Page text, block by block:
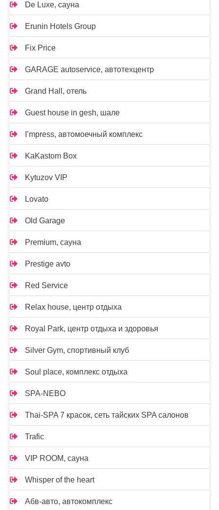
De Luxe, сауна
Erunin Hotels Group
Fix Price
GARAGE autoservice, автотехцентр
Grand Hall, отель
Guest house in gesh, шале
I’mpress, автомоечный комплекс
KaKastom Box
Kytuzov VIP
Lovato
Old Garage
Premium, сауна
Prestige avto
Red Service
Relax house, центр отдыха
Royal Park, центр отдыха и здоровья
Silver Gym, спортивный клуб
Soul place, комплекс отдыха
SPA-NEBO
Thai-SPA 7 красок, сеть тайских SPA салонов
Trafic
VIP ROOM, сауна
Whisper of the heart
Абв-авто, автокомплекс